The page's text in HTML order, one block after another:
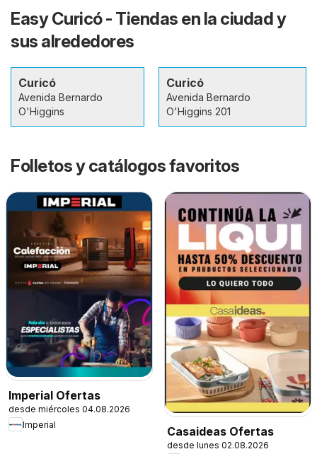
Easy Curicó - Tiendas en la ciudad y
sus alrededores
Curicó
Avenida Bernardo
O'Higgins
Curicó
Avenida Bernardo
O'Higgins 201
Folletos y catálogos favoritos
Imperial Ofertas
desde miércoles 04.08.2026
Imperial
Casaideas Ofertas
desde lunes 02.08.2026